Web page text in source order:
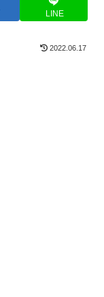
LINE
2022.06.17